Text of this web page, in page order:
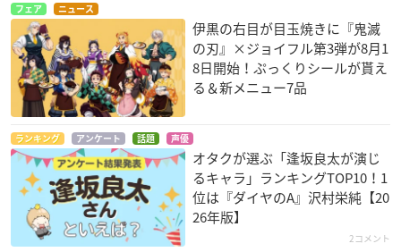
フェア ニュース
伊黒の右目が目玉焼きに『鬼滅
の刃』×ジョイフル第3弾が8月1
8日開始！ぷっくりシールが貰え
る＆新メニュー7品
ランキング アンケート 話題 声優
オタクが選ぶ「逢坂良太が演じ
るキャラ」ランキングTOP10！1
位は『ダイヤのA』沢村栄純【20
26年版】
2コメント